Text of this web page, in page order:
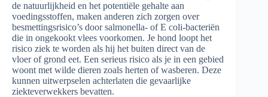
de natuurlijkheid en het potentiële gehalte aan
voedingsstoffen, maken anderen zich zorgen over
besmettingsrisico’s door salmonella- of E coli-bacteriën
die in ongekookt vlees voorkomen. Je hond loopt het
risico ziek te worden als hij het buiten direct van de
vloer of grond eet. Een serieus risico als je in een gebied
woont met wilde dieren zoals herten of wasberen. Deze
kunnen uitwerpselen achterlaten die gevaarlijke
ziekteverwekkers bevatten.